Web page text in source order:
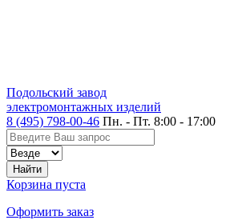
Подольский завод
электромонтажных изделий
8 (495) 798-00-46 Пн. - Пт. 8:00 - 17:00
Корзина пуста
Оформить заказ